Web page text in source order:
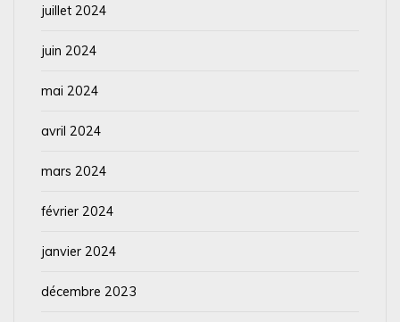
juillet 2024
juin 2024
mai 2024
avril 2024
mars 2024
février 2024
janvier 2024
décembre 2023